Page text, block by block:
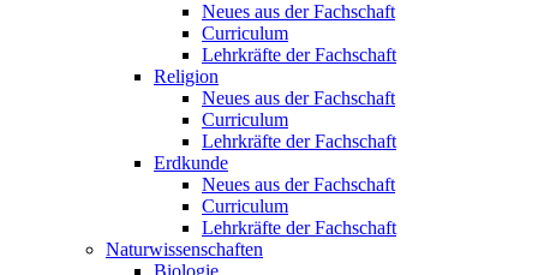
Neues aus der Fachschaft
Curriculum
Lehrkräfte der Fachschaft
Religion
Neues aus der Fachschaft
Curriculum
Lehrkräfte der Fachschaft
Erdkunde
Neues aus der Fachschaft
Curriculum
Lehrkräfte der Fachschaft
Naturwissenschaften